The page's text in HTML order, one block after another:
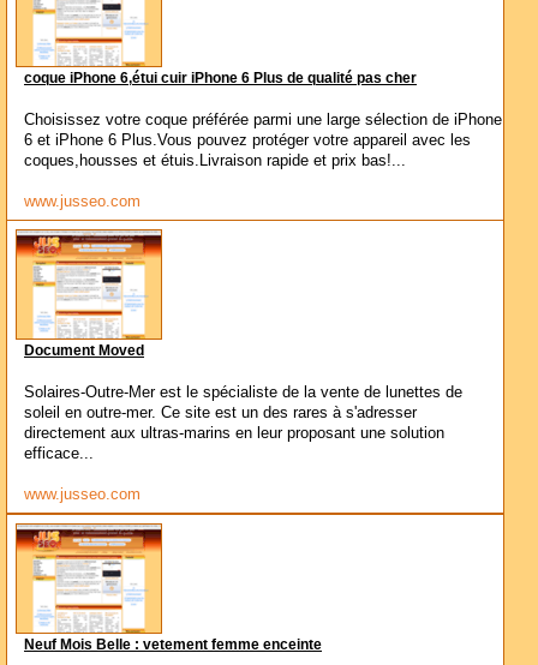
coque iPhone 6,étui cuir iPhone 6 Plus de qualité pas cher
Choisissez votre coque préférée parmi une large sélection de iPhone
6 et iPhone 6 Plus.Vous pouvez protéger votre appareil avec les
coques,housses et étuis.Livraison rapide et prix bas!...
www.jusseo.com
Document Moved
Solaires-Outre-Mer est le spécialiste de la vente de lunettes de
soleil en outre-mer. Ce site est un des rares à s'adresser
directement aux ultras-marins en leur proposant une solution
efficace...
www.jusseo.com
Neuf Mois Belle : vetement femme enceinte